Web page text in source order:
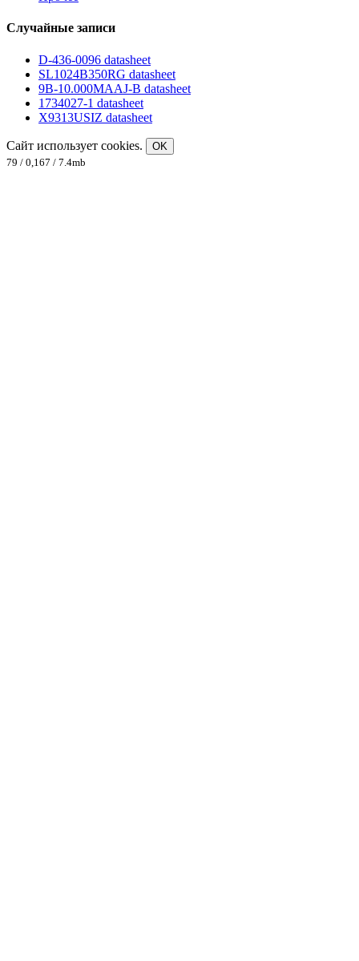
Случайные записи
D-436-0096 datasheet
SL1024B350RG datasheet
9B-10.000MAAJ-B datasheet
1734027-1 datasheet
X9313USIZ datasheet
Сайт использует cookies.
OK
79 / 0,167 / 7.4mb